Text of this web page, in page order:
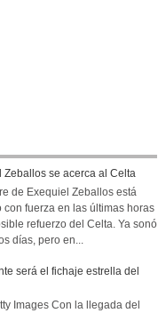
Zeballos se acerca al Celta
de Exequiel Zeballos está
con fuerza en las últimas horas
refuerzo del Celta. Ya sonó
días, pero en...
será el fichaje estrella del
Images Con la llegada del